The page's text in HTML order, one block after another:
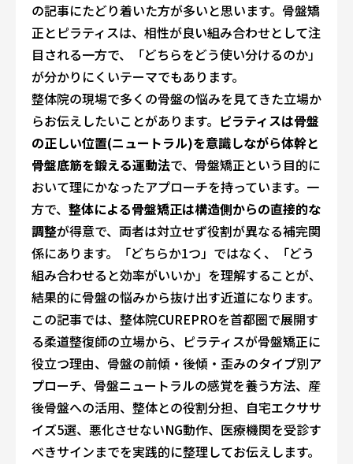
の記事にたどり着いた方が多いと思います。骨盤矯
正とピラティスは、相性が良い組み合わせとして注
目される一方で、「どちらをどう使い分けるのか」
が分かりにくいテーマでもあります。
整体院の現場で多くの骨盤の悩みを見てきた立場か
らお伝えしたいことがあります。 ピラティスは骨盤
の正しい位置(ニュートラル)を意識しながら体幹と
骨盤底筋を鍛える運動法で、骨盤矯正という目的に
おいて理にかなったアプローチを持っています。一
方で、 整体による骨盤矯正は構造側からの直接的な
調整が得意で、両者は対立せず役割が異なる補完関
係にあります。「どちらか1つ」ではなく、「どう
組み合わせると効率がいいか」を理解することが、
結果的に骨盤の悩みから抜け出す近道になります。
この記事では、整体院CUREPROを首都圏で展開す
る柔道整復師の立場から、ピラティスが骨盤矯正に
役立つ理由、骨盤の前傾・後傾・歪みのタイプ別ア
プローチ、骨盤ニュートラルの感覚を養う方法、産
後骨盤への活用、整体との役割分担、自宅エクササ
イズ5選、悪化させないNG動作、医療機関を受診す
べきサインまでを実践的に整理してお伝えします。